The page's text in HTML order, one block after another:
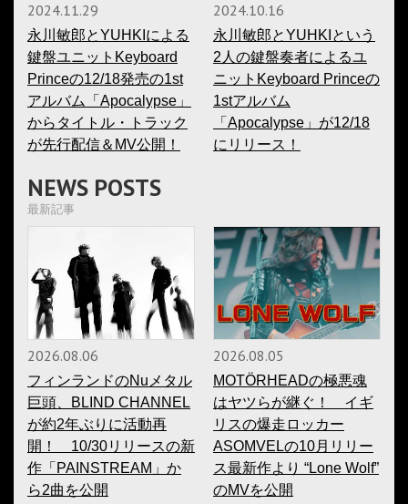
2024.11.29
永川敏郎とYUHKIによる
鍵盤ユニットKeyboard
Princeの12/18発売の1st
アルバム「Apocalypse」
からタイトル・トラック
が先行配信＆MV公開！
2024.10.16
永川敏郎とYUHKIという
2人の鍵盤奏者によるユ
ニットKeyboard Princeの
1stアルバム
「Apocalypse」が12/18
にリリース！
NEWS POSTS
最新記事
2026.08.06
フィンランドのNuメタル
巨頭、BLIND CHANNEL
が約2年ぶりに活動再
開！ 10/30リリースの新
作「PAINSTREAM」か
ら2曲を公開
2026.08.05
MOTÖRHEADの極悪魂
はヤツらが継ぐ！ イギ
リスの爆走ロッカー
ASOMVELの10月リリー
ス最新作より “Lone Wolf”
のMVを公開